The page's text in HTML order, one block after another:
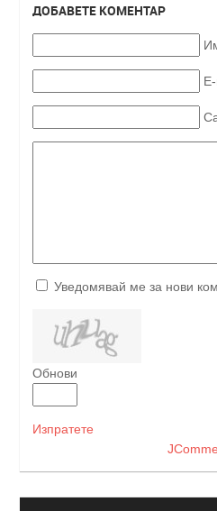
ДОБАВЕТЕ КОМЕНТАР
Уведомявай ме за нови
Обнови
Изпратете